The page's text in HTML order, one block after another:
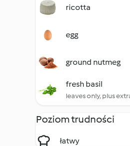
ricotta
egg
ground nutmeg
fresh basil
leaves only, plus
Poziom trudności
łatwy